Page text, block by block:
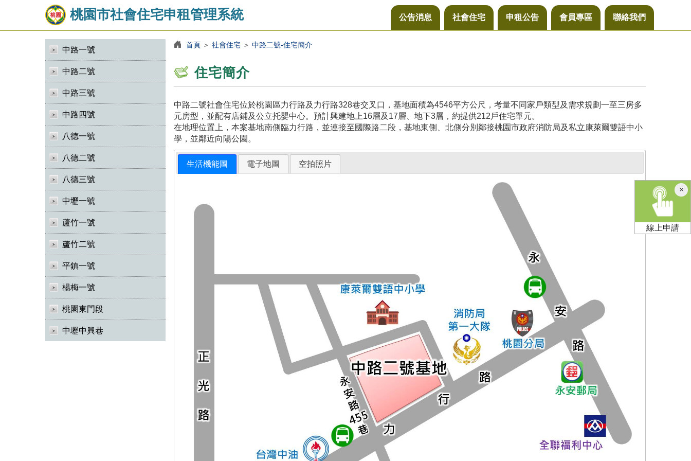
桃園市社會住宅申租管理系統 公告消息 社會住宅 申租公告 會員專區 聯絡我們
中路一號
中路二號
中路三號
中路四號
八德一號
八德二號
八德三號
中壢一號
蘆竹一號
蘆竹二號
平鎮一號
楊梅一號
桃園東門段
中壢中興巷
首頁＞ 社會住宅＞ 中路二號-住宅簡介
住宅簡介
中路二號社會住宅位於桃園區力行路及力行路328巷交叉口，基地面積為4546平方公尺，考量不同家戶類型及需求規劃一至三房多
元房型，並配有店鋪及公立托嬰中心。預計興建地上16層及17層、地下3層，約提供212戶住宅單元。
在地理位置上，本案基地南側臨力行路，並連接至國際路二段，基地東側、北側分別鄰接桃園市政府消防局及私立康萊爾雙語中小
學，並鄰近向陽公園。
生活機能圖 電子地圖 空拍照片
×關
閉
線上申請